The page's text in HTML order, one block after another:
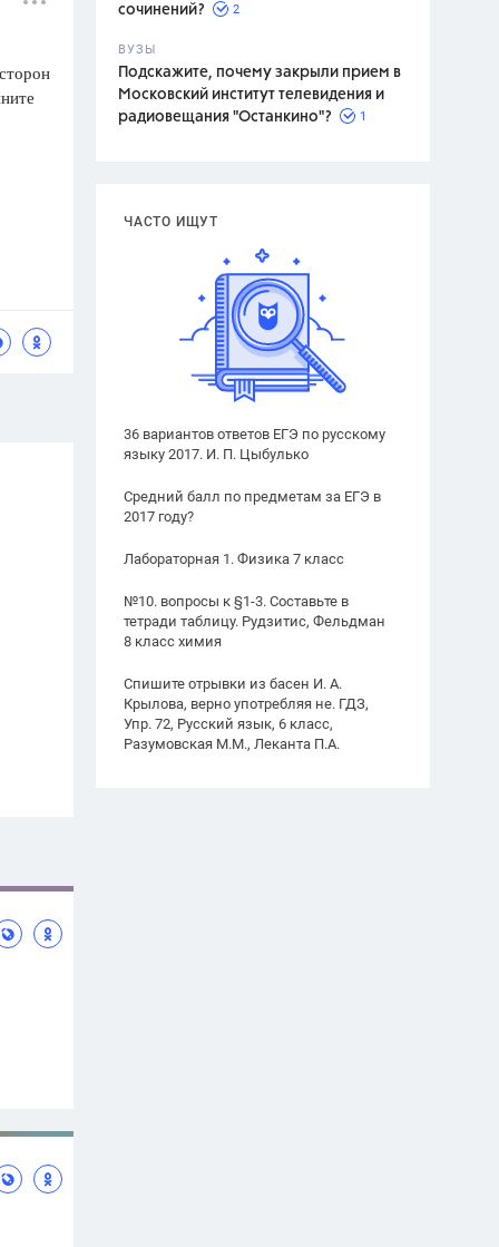
сочинений?
2
ВУЗЫ
Подскажите, почему закрыли прием в
Московский институт телевидения и
радиовещания "Останкино"?
1
ЧАСТО ИЩУТ
36 вариантов ответов ЕГЭ по русскому
языку 2017. И. П. Цыбулько
Средний балл по предметам за ЕГЭ в
2017 году?
Лабораторная 1. Физика 7 класс
№10. вопросы к §1-3. Составьте в
тетради таблицу. Рудзитис, Фельдман
8 класс химия
Спишите отрывки из басен И. А.
Крылова, верно употребляя не. ГДЗ,
Упр. 72, Русский язык, 6 класс,
Разумовская М.М., Леканта П.А.